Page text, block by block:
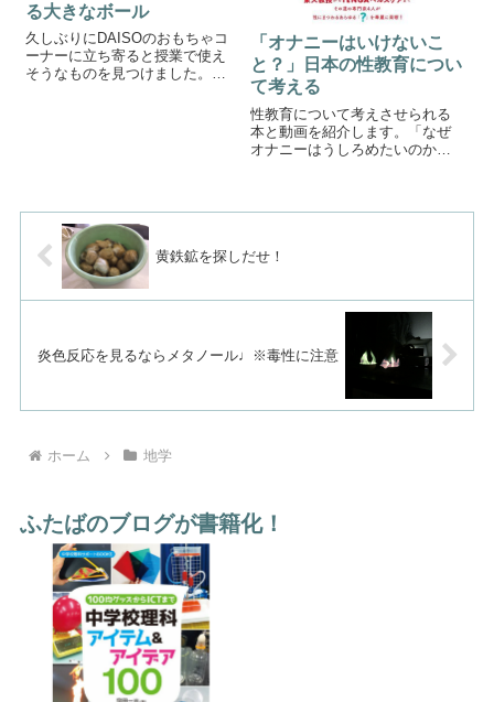
る大きなボール
久しぶりにDAISOのおもちゃコ
ーナーに立ち寄ると授業で使え
そうなものを見つけました。ボ
「オナニーはいけないこ
と？」日本の性教育につい
て考える
性教育について考えさせられる
本と動画を紹介します。「なぜ
オナニーはうしろめたいのか」
す。日本人は性を「...
黄鉄鉱を探しだせ！
炎色反応を見るならメタノール♩※毒性に注意
ホーム 地学
ふたばのブログが書籍化！